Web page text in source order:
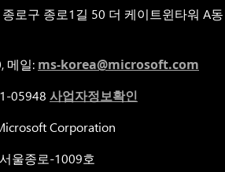
로구 종로1길 50 더 케이트윈타워 A동
메일: ms-korea@microsoft.com
05948 사업자정보확인
Corporation
울종로-1009호